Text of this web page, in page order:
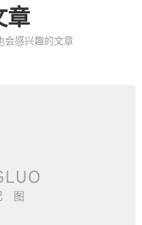
章
会感兴趣的文章